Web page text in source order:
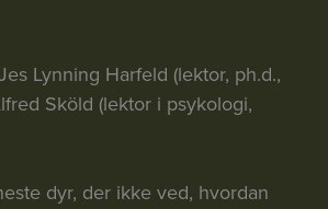
Lynning Harfeld (lektor, ph.d.,
Sköld (lektor i psykologi,
dyr, der ikke ved, hvordan